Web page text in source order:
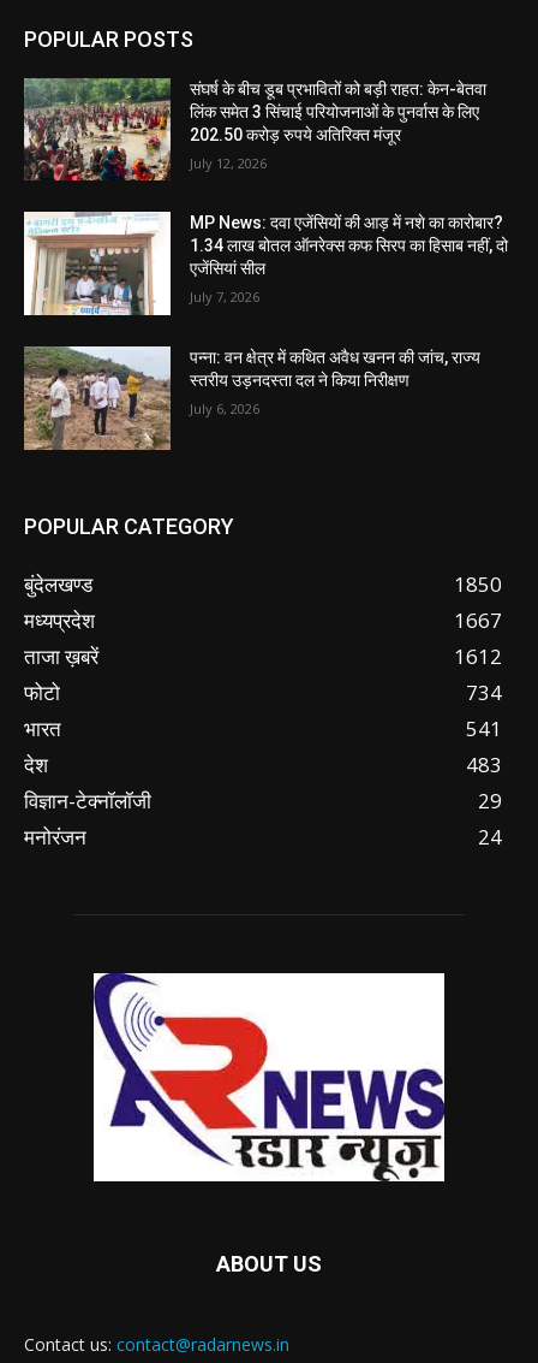
POPULAR POSTS
संघर्ष के बीच डूब प्रभावितों को बड़ी राहत: केन-बेतवा
लिंक समेत 3 सिंचाई परियोजनाओं के पुनर्वास के लिए
202.50 करोड़ रुपये अतिरिक्त मंजूर
July 12, 2026
MP News: दवा एजेंसियों की आड़ में नशे का कारोबार?
1.34 लाख बोतल ऑनरेक्स कफ सिरप का हिसाब नहीं, दो
एजेंसियां सील
July 7, 2026
पन्ना: वन क्षेत्र में कथित अवैध खनन की जांच, राज्य
स्तरीय उड़नदस्ता दल ने किया निरीक्षण
July 6, 2026
POPULAR CATEGORY
बुंदेलखण्ड
1850
मध्यप्रदेश
1667
ताजा ख़बरें
1612
फोटो
734
भारत
541
देश
483
विज्ञान-टेक्नॉलॉजी
29
मनोरंजन
24
ABOUT US
Contact us: contact@radarnews.in